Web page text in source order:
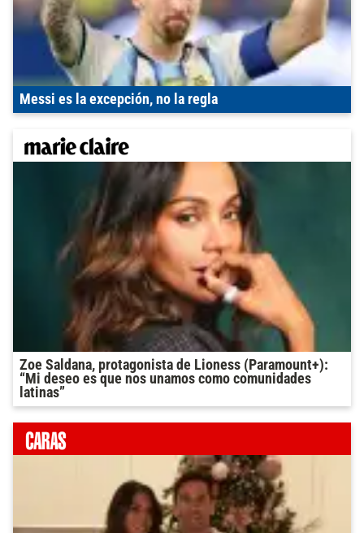
Messi es la excepción, no la regla
Zoe Saldana, protagonista de Lioness (Paramount+):
“Mi deseo es que nos unamos como comunidades
latinas”